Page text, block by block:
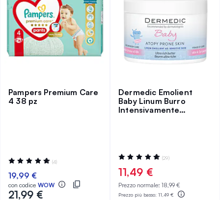
Pampers Premium Care
4 38 pz
Valutazione:
100%
(4)
19,99 €
con codice WOW
21,99 €
Dermedic Emolient
Baby Linum Burro
Intensivamente
Valutazione:
100%
(29)
11,49 €
Prezzo normale: 18,99 €
Prezzo più basso: 11,49 €